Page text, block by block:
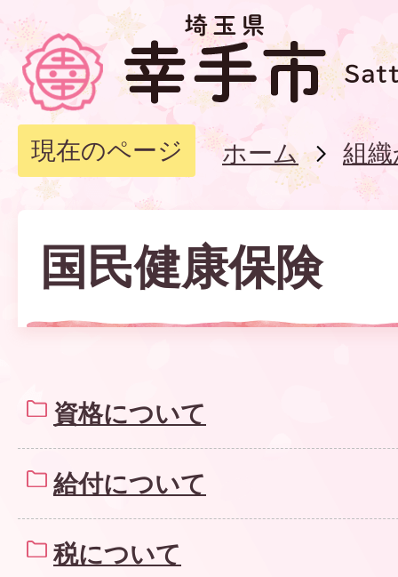
現在のページ ホーム 組
国民健康保険
資格について
給付について
税について